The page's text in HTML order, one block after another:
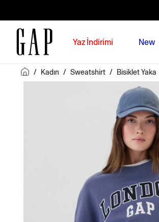
Yaz İndirimi New
/ Kadın / Sweatshirt / Bisiklet Yaka